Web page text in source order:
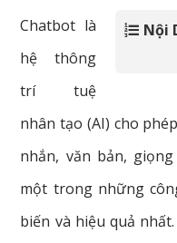
Nội
Chatbot là
hệ thông
trí tuệ
nhân tạo (AI) cho
nhắn, văn bản,
một trong những
biến và hiệu quả